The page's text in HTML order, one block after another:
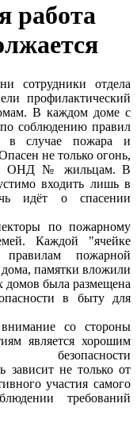
работа
сотрудники отдела
профилактический
В каждом доме с
соблюдению правил
в случае пожара и
не только огонь,
ОНД № жильцам. В
входить лишь в
идёт о спасении
по пожарному
Каждой "ячейке
пожарной
дома, памятки вложили
была размещена
в быту для
со стороны
является хорошим
безопасности
зависит не только от
участия самого
требований